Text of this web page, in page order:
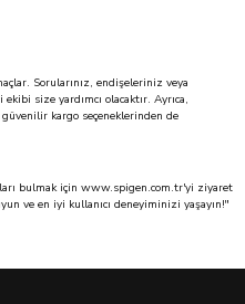
Sorularınız, endişeleriniz veya
size yardımcı olacaktır. Ayrıca,
kargo seçeneklerinden de
bulmak için www.spigen.com.tr'yi ziyaret
ve en iyi kullanıcı deneyiminizi yaşayın!"